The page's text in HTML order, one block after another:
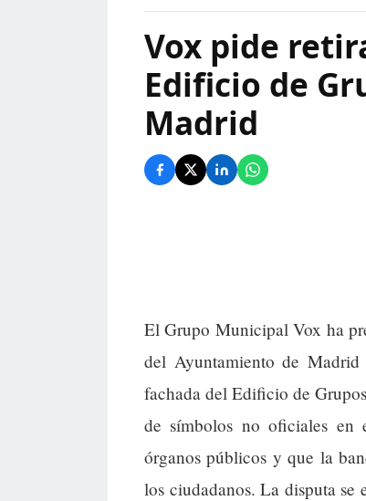
Vox pide
Edificio de
Madrid
El Grupo Municipal Vox ha
del Ayuntamiento de
fachada del Edificio de
de símbolos no oficiales en
órganos públicos y que la
los ciudadanos. La disputa se